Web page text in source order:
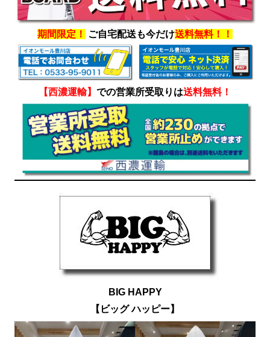
期間限定！ ご自宅配送も今だけ送料無料！！
【西濃運輸】 での営業所受取りは送料無料！
BIG HAPPY
【ビッグ ハッピー】